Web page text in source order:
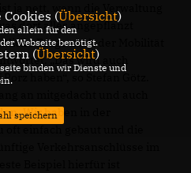
ja nett, wenn die Verwaltung
dort alles angepflanzt
Frage nach der Mobilität
„Das wird auch
haben“, so Stefan Götz.
Wir haben in der
(Übersicht)
allein für den
Webseite benötigt.
(Übersicht)
binden wir Dienste und
speichern